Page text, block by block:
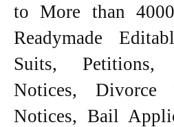
to More than
Readymade
Suits,
Notices, Divorce
Notices, Bail